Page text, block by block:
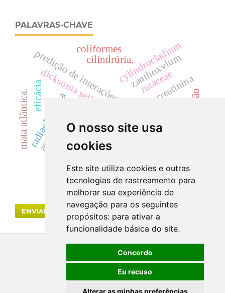
O nosso site usa
cookies
Este site utiliza cookies e outras
tecnologias de rastreamento para
melhorar sua experiência de
navegação para os seguintes
propósitos: para ativar a
funcionalidade básica do site.
Concordo
Eu recuso
Alterar as minhas preferências
PALAVRAS-CHAVE
predição de interações molecularescreatinina
dicksoniaceae
dicksonia sellowiana
cylindrocladium
acácias
cilindrúria.
uréia
hematúria
radiação gama
zanthoxylum
rutaceae
mata atlântica. antracnose segurança
eficácia
coliformes
ENVIAR SUBMISSÃO